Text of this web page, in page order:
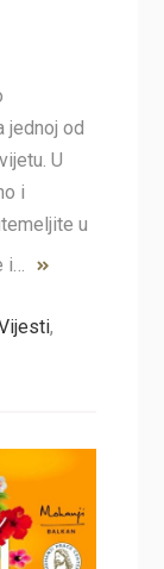
jednoj od
U
i
u
i…
,